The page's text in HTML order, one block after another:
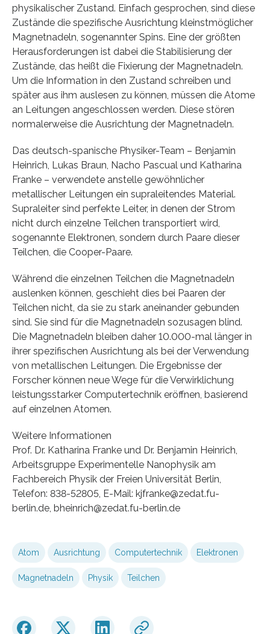
physikalischer Zustand. Einfach gesprochen, sind diese
Zustände die spezifische Ausrichtung kleinstmöglicher
Magnetnadeln, sogenannter Spins. Eine der größten
Herausforderungen ist dabei die Stabilisierung der
Zustände, das heißt die Fixierung der Magnetnadeln.
Um die Information in den Zustand schreiben und
später aus ihm auslesen zu können, müssen die Atome
an Leitungen angeschlossen werden. Diese stören
normalerweise die Ausrichtung der Magnetnadeln.
Das deutsch-spanische Physiker-Team – Benjamin
Heinrich, Lukas Braun, Nacho Pascual und Katharina
Franke – verwendete anstelle gewöhnlicher
metallischer Leitungen ein supraleitendes Material.
Supraleiter sind perfekte Leiter, in denen der Strom
nicht durch einzelne Teilchen transportiert wird,
sogenannte Elektronen, sondern durch Paare dieser
Teilchen, die Cooper-Paare.
Während die einzelnen Teilchen die Magnetnadeln
auslenken können, geschieht dies bei Paaren der
Teilchen nicht, da sie zu stark aneinander gebunden
sind. Sie sind für die Magnetnadeln sozusagen blind.
Die Magnetnadeln bleiben daher 10.000-mal länger in
ihrer spezifischen Ausrichtung als bei der Verwendung
von metallischen Leitungen. Die Ergebnisse der
Forscher können neue Wege für die Verwirklichung
leistungsstarker Computertechnik eröffnen, basierend
auf einzelnen Atomen.
Weitere Informationen
Prof. Dr. Katharina Franke und Dr. Benjamin Heinrich,
Arbeitsgruppe Experimentelle Nanophysik am
Fachbereich Physik der Freien Universität Berlin,
Telefon: 838-52805, E-Mail: kjfranke@zedat.fu-
berlin.de, bheinrich@zedat.fu-berlin.de
Atom Ausrichtung Computertechnik Elektronen
Magnetnadeln Physik Teilchen